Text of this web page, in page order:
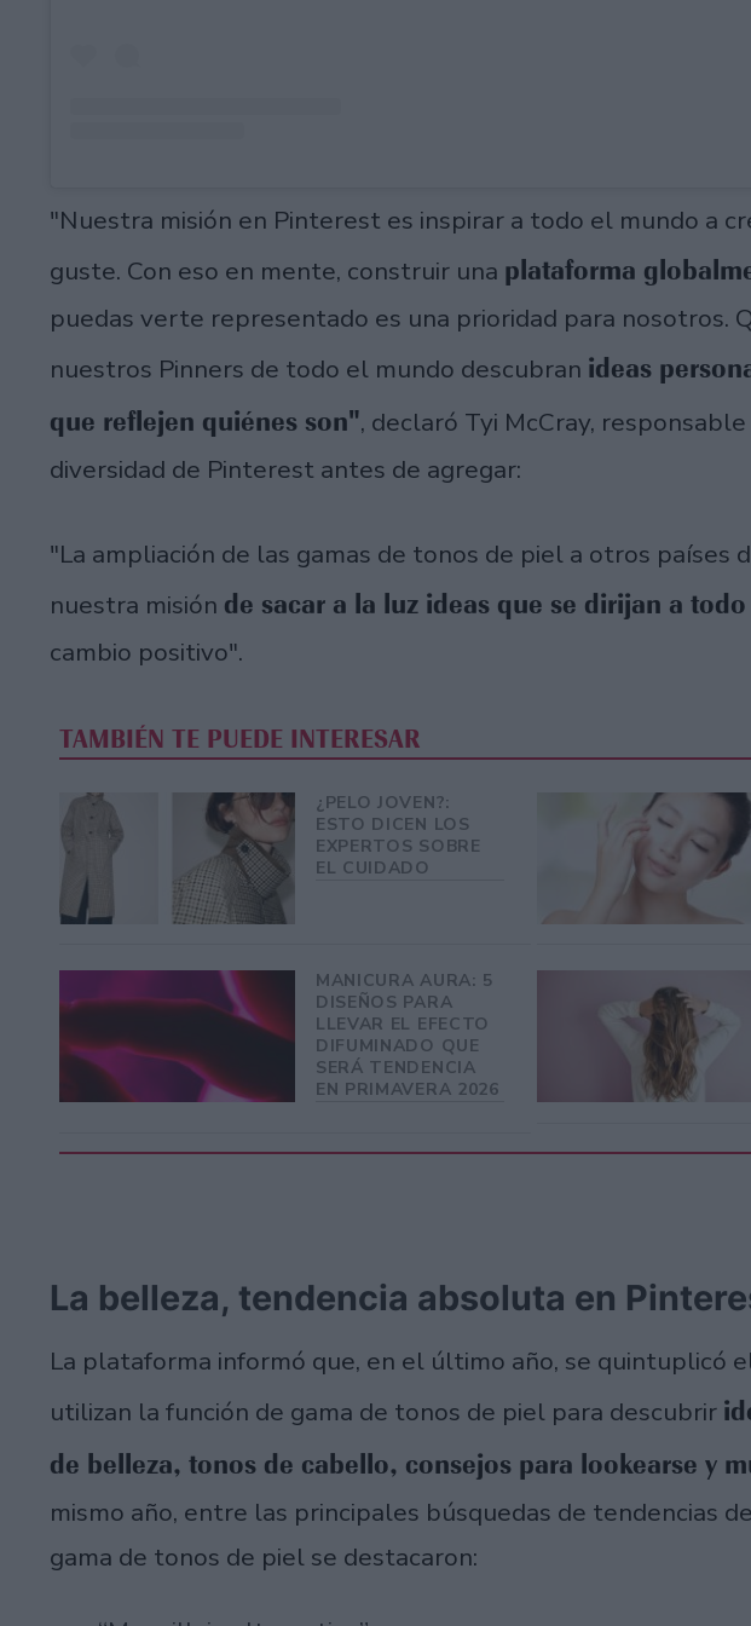
"Nuestra misión en Pinterest es inspirar a todo el mundo a
guste. Con eso en mente, construir una plataforma
puedas verte representado es una prioridad para nosotros.
nuestros Pinners de todo el mundo descubran ideas
que reflejen quiénes son", declaró Tyi McCray,
diversidad de Pinterest antes de agregar:
"La ampliación de las gamas de tonos de piel a otros países
nuestra misión de sacar a la luz ideas que se dirijan a
cambio positivo".
TAMBIÉN TE PUEDE INTERESAR
¿PELO JOVEN?:
ESTO DICEN LOS
EXPERTOS SOBRE
EL CUIDADO
MANICURA AURA: 5
DISEÑOS PARA
LLEVAR EL EFECTO
DIFUMINADO QUE
SERÁ TENDENCIA
EN PRIMAVERA 2026
La belleza, tendencia absoluta en
La plataforma informó que, en el último año, se quintuplicó
utilizan la función de gama de tonos de piel para descubrir
de belleza, tonos de cabello, consejos para lookearse y
mismo año, entre las principales búsquedas de tendencias
gama de tonos de piel se destacaron: